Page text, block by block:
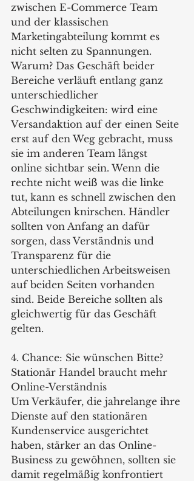
zwischen E-Commerce Team
und der klassischen
Marketingabteilung kommt es
nicht selten zu Spannungen.
Warum? Das Geschäft beider
Bereiche verläuft entlang ganz
unterschiedlicher
Geschwindigkeiten: wird eine
Versandaktion auf der einen Seite
erst auf den Weg gebracht, muss
sie im anderen Team längst
online sichtbar sein. Wenn die
rechte nicht weiß was die linke
tut, kann es schnell zwischen den
Abteilungen knirschen. Händler
sollten von Anfang an dafür
sorgen, dass Verständnis und
Transparenz für die
unterschiedlichen Arbeitsweisen
auf beiden Seiten vorhanden
sind. Beide Bereiche sollten als
gleichwertig für das Geschäft
gelten.
4. Chance: Sie wünschen Bitte?
Stationär Handel braucht mehr
Online-Verständnis
Um Verkäufer, die jahrelange ihre
Dienste auf den stationären
Kundenservice ausgerichtet
haben, stärker an das Online-
Business zu gewöhnen, sollten sie
damit regelmäßig konfrontiert